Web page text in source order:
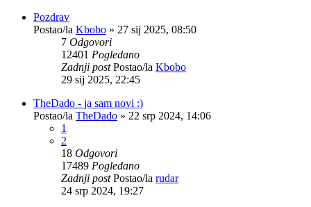
Pozdrav
Postao/la Kbobo » 27 sij 2025, 08:50
7 Odgovori
12401 Pogledano
Zadnji postPostao/la Kbobo
29 sij 2025, 22:45
TheDado - ja sam novi :)
Postao/la TheDado » 22 srp 2024, 14:06
1
2
18 Odgovori
17489 Pogledano
Zadnji postPostao/la rudar
24 srp 2024, 19:27